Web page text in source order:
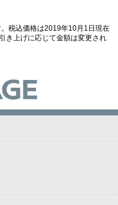
税込価格は2019年10月1日現在
き上げに応じて金額は変更され